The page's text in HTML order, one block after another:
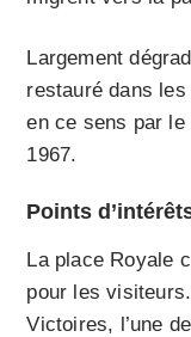
Largement
restauré dans
en ce sens par le
1967.
Points
La place Royale
pour les
Victoires, l’une